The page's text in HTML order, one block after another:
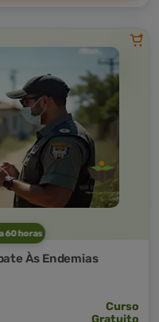
60 horas
Às Endemias
Curso
Gratuito